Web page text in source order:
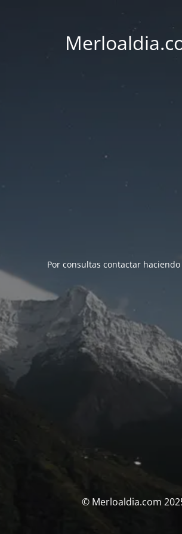
Por consultas contactar haciendo
© Merloaldia.com